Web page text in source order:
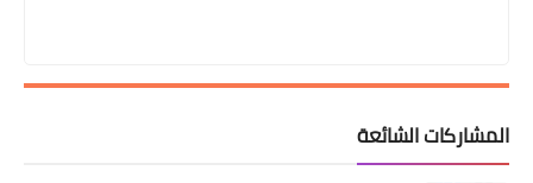
المشاركات الشائعة